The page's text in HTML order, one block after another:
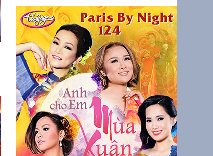
1998 1997 1996
1994 1992 1991
1990